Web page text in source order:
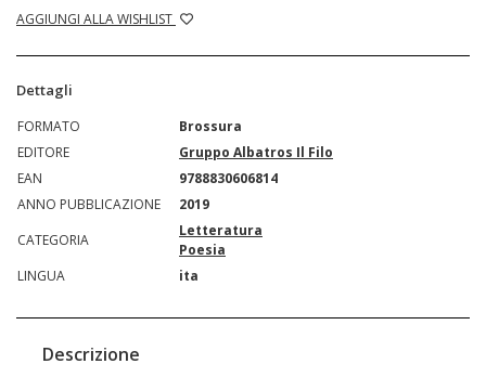
AGGIUNGI ALLA WISHLIST
Dettagli
FORMATO
Brossura
EDITORE
Gruppo Albatros Il Filo
EAN
9788830606814
ANNO PUBBLICAZIONE
2019
CATEGORIA
Letteratura
Poesia
LINGUA
ita
Descrizione